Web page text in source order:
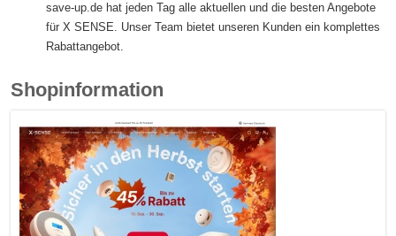
save-up.de hat jeden Tag alle aktuellen und die besten Angebote
für X SENSE. Unser Team bietet unseren Kunden ein komplettes
Rabattangebot.
Shopinformation